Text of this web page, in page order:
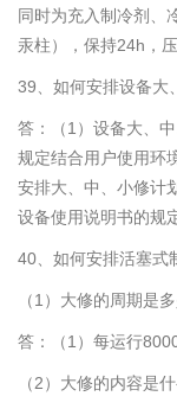
同时为充入制冷剂、
汞柱），保持24h，
39、如何安排设备大
答：（1）设备大、
规定结合用户使用环
安排大、中、小修计
设备使用说明书的规
40、如何安排活塞式
（1）大修的周期是多
答：（1）每运行
（2）大修的内容是什